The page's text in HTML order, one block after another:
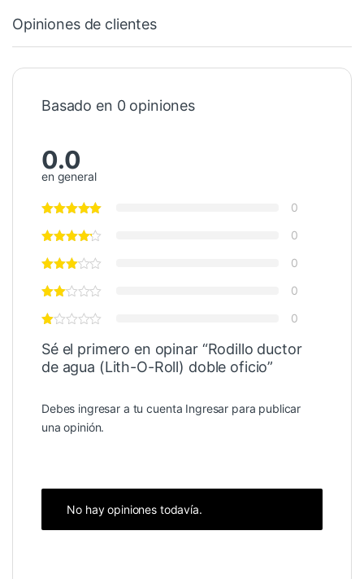
Opiniones de clientes
Basado en 0 opiniones
0.0
en general
0
0
0
0
0
Sé el primero en opinar “Rodillo ductor
de agua (Lith-O-Roll) doble oficio”
Debes ingresar a tu cuenta Ingresar para publicar
una opinión.
No hay opiniones todavía.